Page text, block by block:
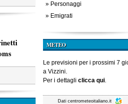
» Personaggi
» Emigrati
METEO
Le previsioni per i prossimi 7
a Vizzini.
Per i dettagli clicca qui.
Dati centrometeoitaliano.it